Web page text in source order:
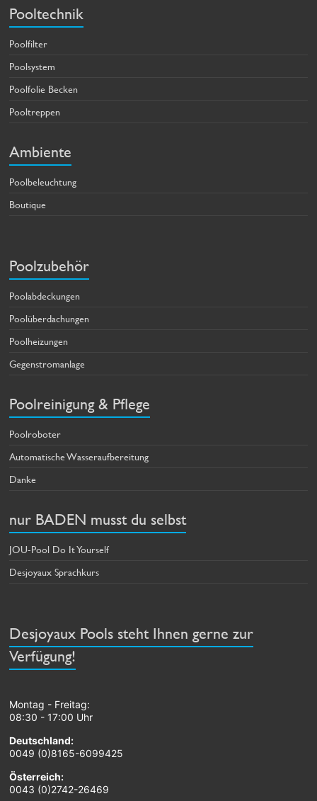
Pooltechnik
Poolfilter
Poolsystem
Poolfolie Becken
Pooltreppen
Ambiente
Poolbeleuchtung
Boutique
Poolzubehör
Poolabdeckungen
Poolüberdachungen
Poolheizungen
Gegenstromanlage
Poolreinigung & Pflege
Poolroboter
Automatische Wasseraufbereitung
Danke
nur BADEN musst du selbst
JOU-Pool Do It Yourself
Desjoyaux Sprachkurs
Desjoyaux Pools steht Ihnen gerne zur
Verfügung!
Montag - Freitag:
08:30 - 17:00 Uhr
Deutschland:
0049 (0)8165-6099425
Österreich:
0043 (0)2742-26469